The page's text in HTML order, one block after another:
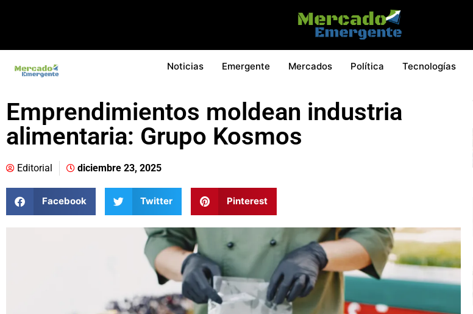
Noticias Emergente Mercados Política Tecnologías
Emprendimientos moldean industria
alimentaria: Grupo Kosmos
Editorial diciembre 23, 2025
Facebook Twitter Pinterest